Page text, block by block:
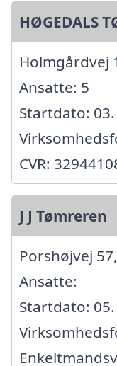
HØGEDALS
Holmgårdvej
Ansatte: 5
Startdato:
CVR:
J J Tømreren
Porshøjvej
Ansatte:
Startdato: